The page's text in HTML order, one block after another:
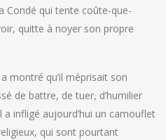
Condé qui tente coûte-que-
quitte à noyer son propre
montré qu’il méprisait son
de battre, de tuer, d’humilier
infligé aujourd’hui un camouflet
qui sont pourtant